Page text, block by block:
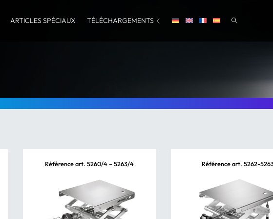
ARTICLES SPÉCIAUX TÉLÉCHARGEMENTS
Référence art. 5260/4 – 5263/4 Référence art. 5262-